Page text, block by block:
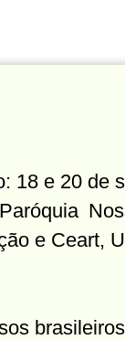
18 e 20 de
e Ceart,
brasileiros